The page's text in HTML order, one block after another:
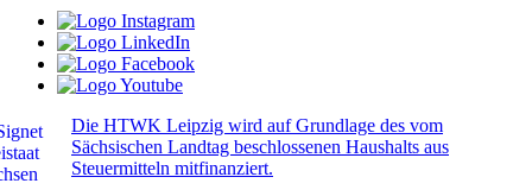
Die HTWK Leipzig wird auf Grundlage des vom
Sächsischen Landtag beschlossenen Haushalts aus
Steuermitteln mitfinanziert.